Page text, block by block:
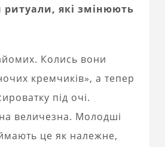
які змінюють
Колись вони
кремчиків», а тепер
під очі.
величезна. Молодші
це як належне,